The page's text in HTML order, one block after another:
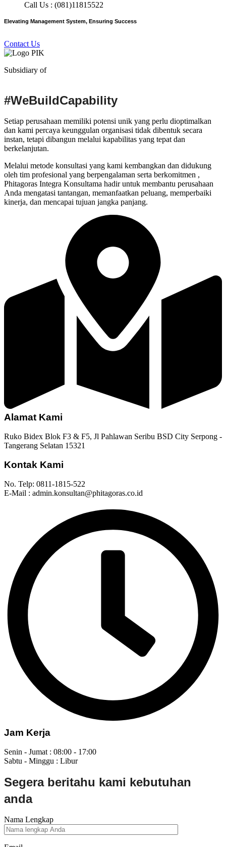
Call Us : (081)11815522
Elevating Management System, Ensuring Success
Contact Us
Subsidiary of
#WeBuildCapability
Setiap perusahaan memiliki potensi unik yang perlu dioptimalkan
dan kami percaya keunggulan organisasi tidak dibentuk secara
instan, tetapi dibangun melalui kapabilitas yang tepat dan
berkelanjutan.
Melalui metode konsultasi yang kami kembangkan dan didukung
oleh tim profesional yang berpengalaman serta berkomitmen ,
Phitagoras Integra Konsultama hadir untuk membantu perusahaan
Anda mengatasi tantangan, memanfaatkan peluang, memperbaiki
kinerja, dan mencapai tujuan jangka panjang.
Alamat Kami
Ruko Bidex Blok F3 & F5, Jl Pahlawan Seribu BSD City Serpong -
Tangerang Selatan 15321
Kontak Kami
No. Telp: 0811-1815-522
E-Mail : admin.konsultan@phitagoras.co.id
Jam Kerja
Senin - Jumat : 08:00 - 17:00
Sabtu - Minggu : Libur
Segera beritahu kami kebutuhan
anda
Nama Lengkap